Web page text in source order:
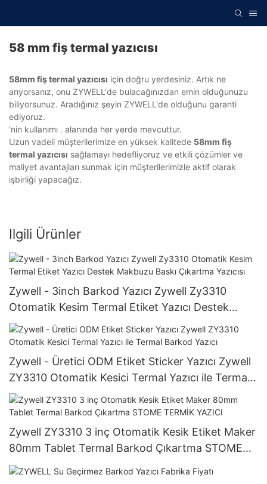
58 mm fiş termal yazıcısı
58mm fiş termal yazıcısı için doğru yerdesiniz. Artık ne
arıyorsanız, onu ZYWELL'de bulacağınızdan emin olduğunuzu
biliyorsunuz. Aradığınız şeyin ZYWELL'de olduğunu garanti
ediyoruz.
'nin kullanımı . alanında her yerde mevcuttur.
Uzun vadeli müşterilerimize en yüksek kalitede 58mm fiş
termal yazıcısı sağlamayı hedefliyoruz ve etkili çözümler ve
maliyet avantajları sunmak için müşterilerimizle aktif olarak
işbirliği yapacağız.
Ilgili Ürünler
Zywell - 3inch Barkod Yazıcı Zywell Zy3310
Otomatik Kesim Termal Etiket Yazıcı Destek
Makbuzu Baskı Çıkartma Yazıcısı
Zywell - Üretici ODM Etiket Sticker Yazıcı Zywell
ZY3310 Otomatik Kesici Termal Yazıcı ile Termal
Barkod Yazıcı
Zywell ZY3310 3 inç Otomatik Kesik Etiket Maker
80mm Tablet Termal Barkod Çıkartma STOME
TERMİK YAZICI